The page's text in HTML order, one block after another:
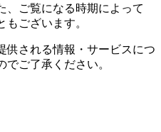
、ご覧になる時期によって
ございます。
供される情報・サービスにつ
ご了承ください。